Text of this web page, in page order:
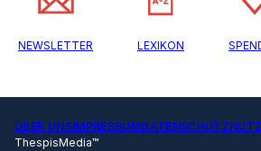
NEWSLETTER LEXIKON
ÜBER UNSIMPRESSUMDATENSCHUTZ
ThespisMedia™